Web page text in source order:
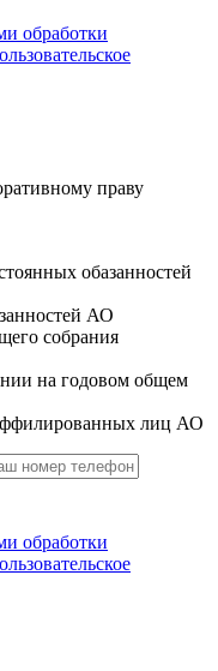
обработки
праву
обазанностей
АО
собрания
на годовом общем
лиц АО
обработки